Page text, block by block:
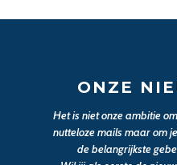
ONZE
Het is niet onze ambitie
nutteloze mails maar om
de belangrijkste